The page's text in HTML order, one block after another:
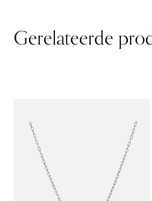
Gerelateerde